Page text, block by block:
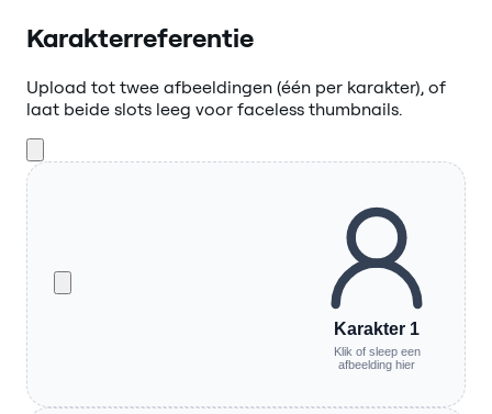
Karakterreferentie
Upload tot twee afbeeldingen (één per karakter), of
laat beide slots leeg voor faceless thumbnails.
Karakter 1
Klik of sleep een
afbeelding hier